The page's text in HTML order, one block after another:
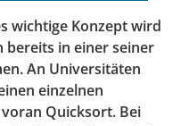
wichtige Konzept wird
in einer seiner
An Universitäten
einzelnen
Quicksort. Bei